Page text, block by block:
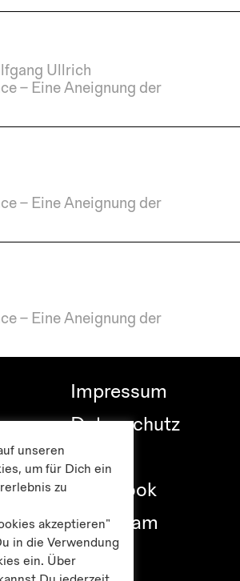
Ullrich
– Eine Aneignung der
– Eine Aneignung der
– Eine Aneignung der
Impressum
Datenschutz
Facebook
Instagram
unseren
um für Dich ein
zu
akzeptieren"
in die Verwendung
ein. Über